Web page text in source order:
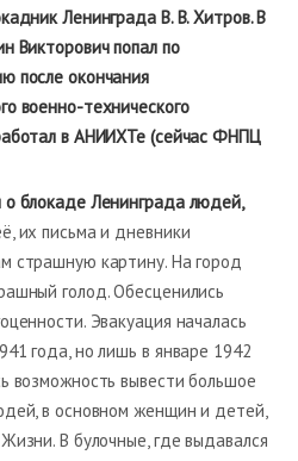
Ленинграда В. В. Хитров. В
Викторович попал по
после окончания
военно-технического
в АНИИХТе (сейчас ФНПЦ
о блокаде Ленинграда людей,
их письма и дневники
страшную картину. На город
голод. Обесценились
Эвакуация началась
года, но лишь в январе 1942
возможность вывести большое
в основном женщин и детей,
В булочные, где выдавался